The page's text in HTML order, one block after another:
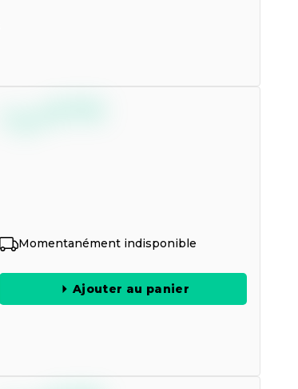
Momentanément indisponible
Ajouter au panier